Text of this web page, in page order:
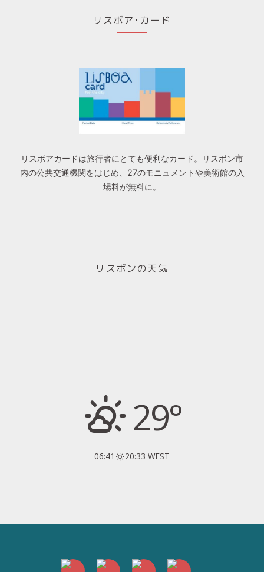
リスボア･カード
リスボアカードは旅行者にとても便利なカード。リスボン市
内の公共交通機関をはじめ、27のモニュメントや美術館の入
場料が無料に。
リスボンの天気
29°
06:41 20:33 WEST